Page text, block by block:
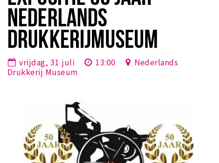
Bezienswaardigheden
Musea, theaters & podia
Uitjes & activiteiten
Natuurgebieden
Privacy
Inloggen
NEDERLANDS
DRUKKERIJMUSEUM
vrijdag, 31 juli 13:00
Nederlands
Drukkerij Museum